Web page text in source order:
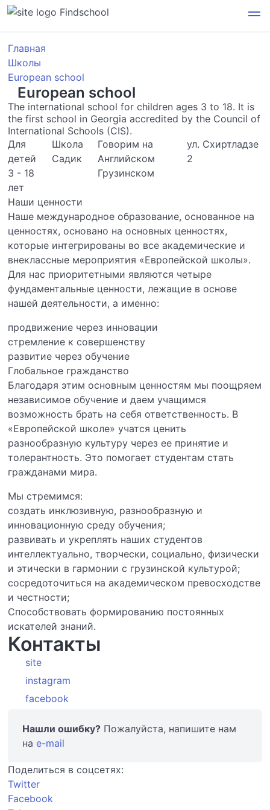
Findschool
Главная
Школы
European school
European school
The international school for children ages 3 to 18. It is
the first school in Georgia accredited by the Council of
International Schools (CIS).
Для
детей
3 - 18
лет
Школа
Садик
Говорим на
Английском
Грузинском
ул. Схиртладзе
2
Наши ценности
Наше международное образование, основанное на
ценностях, основано на основных ценностях,
которые интегрированы во все академические и
внеклассные мероприятия «Европейской школы».
Для нас приоритетными являются четыре
фундаментальные ценности, лежащие в основе
нашей деятельности, а именно:
продвижение через инновации
стремление к совершенству
развитие через обучение
Глобальное гражданство
Благодаря этим основным ценностям мы поощряем
независимое обучение и даем учащимся
возможность брать на себя ответственность. В
«Европейской школе» учатся ценить
разнообразную культуру через ее принятие и
толерантность. Это помогает студентам стать
гражданами мира.
Мы стремимся:
создать инклюзивную, разнообразную и
инновационную среду обучения;
развивать и укреплять наших студентов
интеллектуально, творчески, социально, физически
и этически в гармонии с грузинской культурой;
сосредоточиться на академическом превосходстве
и честности;
Способствовать формированию постоянных
искателей знаний.
Контакты
site
instagram
facebook
Нашли ошибку? Пожалуйста, напишите нам
наe-mail
Поделиться в соцсетях:
Twitter
Facebook